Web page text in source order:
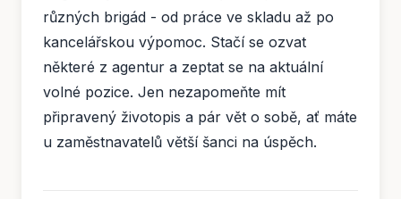
různých brigád - od práce ve skladu až po
kancelářskou výpomoc. Stačí se ozvat
některé z agentur a zeptat se na aktuální
volné pozice. Jen nezapomeňte mít
připravený životopis a pár vět o sobě, ať máte
u zaměstnavatelů větší šanci na úspěch.